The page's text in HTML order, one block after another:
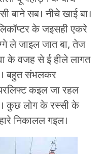
बाने सब। नीचे खाई बा।
के जइसही एकरे
ले जाइल जात बा, तेज
के वजह से ई हीले लागत
बहुत संभलकर
कइल जा रहल
कुछ लोग के रस्सी के
निकालल गइल।